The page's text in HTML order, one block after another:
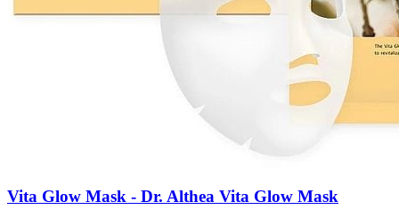
Vita Glow Mask - Dr. Althea Vita Glow Mask